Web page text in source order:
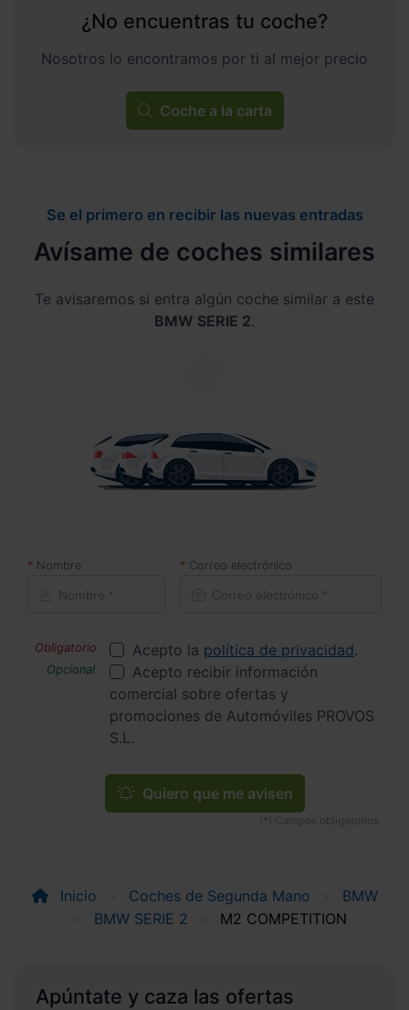
¿No encuentras tu coche?
Nosotros lo encontramos por ti al mejor precio
Coche a la carta
Se el primero en recibir las nuevas entradas
Avísame de coches similares
Te avisaremos si entra algún coche similar a este
BMW SERIE 2.
Nombre Correo electrónico
Acepto la política de privacidad.
Acepto recibir información
comercial sobre ofertas y
promociones de Automóviles PROVOS
S.L.
Quiero que me avisen
Inicio Coches de Segunda Mano
BMW
BMW SERIE 2
M2 COMPETITION
Apúntate y caza las ofertas